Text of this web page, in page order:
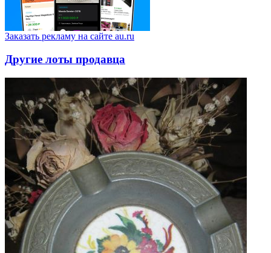
Заказать рекламу на сайте au.ru
Другие лоты продавца